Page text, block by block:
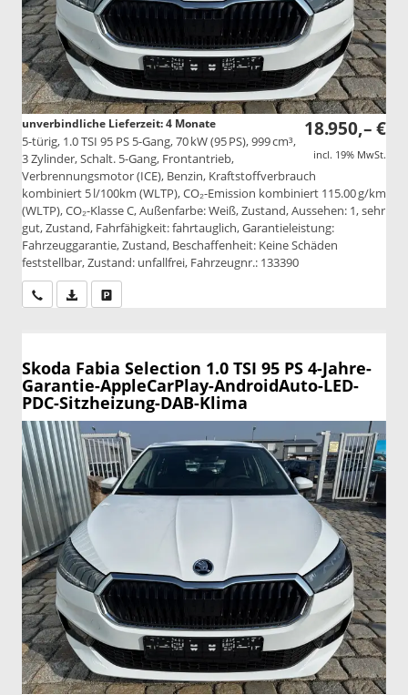
18.950,– €
incl. 19% MwSt.
unverbindliche Lieferzeit:4 Monate
5-türig, 1.0 TSI 95 PS 5-Gang, 70 kW (95 PS), 999 cm³,
3 Zylinder, Schalt. 5-Gang, Frontantrieb,
Verbrennungsmotor (ICE), Benzin, Kraftstoffverbrauch
kombiniert 5 l/100km (WLTP), CO₂-Emission kombiniert 115.00 g/km
(WLTP), CO₂-Klasse C, Außenfarbe: Weiß, Zustand, Aussehen: 1, sehr
gut, Zustand, Fahrfähigkeit: fahrtauglich, Garantieleistung:
Fahrzeuggarantie, Zustand, Beschaffenheit: Keine Schäden
feststellbar, Zustand: unfallfrei, Fahrzeugnr.: 133390
Wir rufen Sie anPDF-Datei, Fahrzeugexposé drucken
Skoda Fabia Selection 1.0 TSI 95 PS 4-Jahre-
Garantie-AppleCarPlay-AndroidAuto-LED-
PDC-Sitzheizung-DAB-Klima